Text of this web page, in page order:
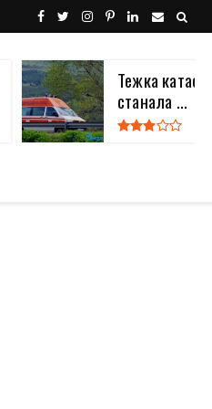
Тежка
станала ...